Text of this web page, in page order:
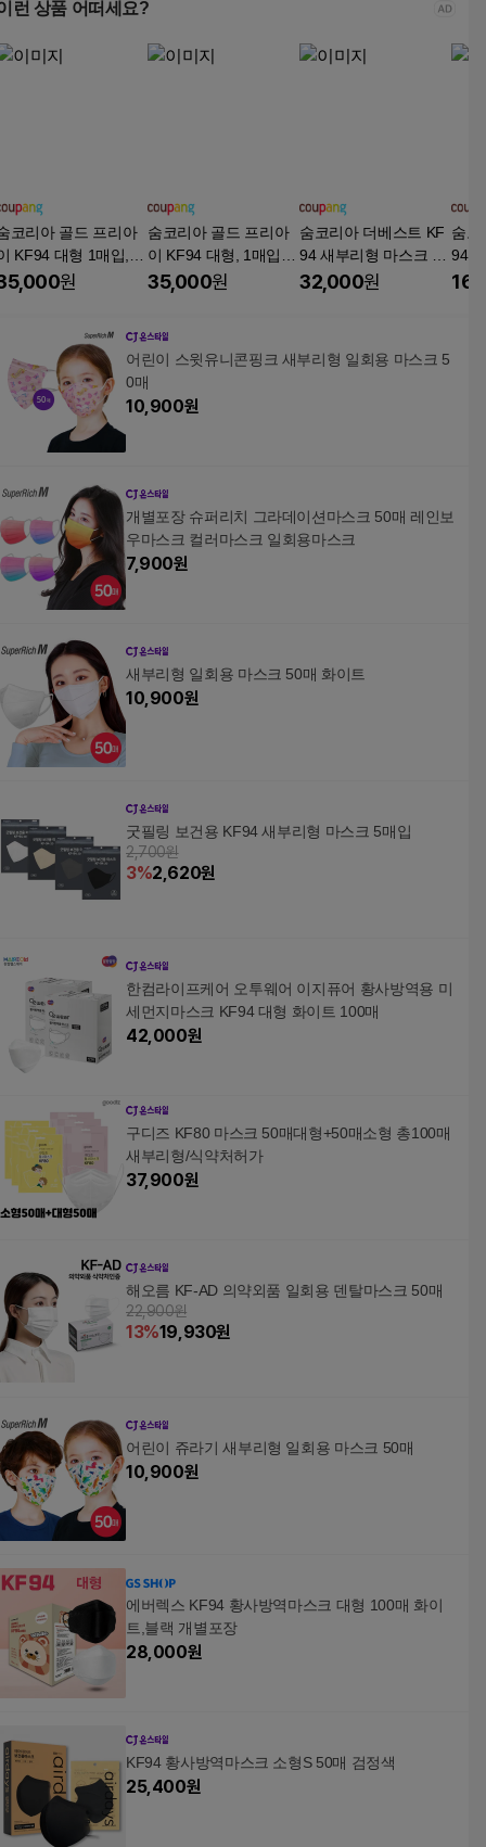
런 상품 어떠세요?
코리아 골드 프리아
KF94 대형 1매입, 1
입, 100개, 블랙
원
숨코리아 골드 프리아
이 KF94 대형, 1매입, 1
00개, 화이트
35,000원
숨코리아 더베스트 KF
94 새부리형 마스크 대
형, 개별포장 국내산, 1
32,000원
숨코
94
형,
어린이 스윗유니콘핑크 새부리형 일회용 마스크 5
0매
10,900원
개별포장 슈퍼리치 그라데이션마스크 50매 레인보
우마스크 컬러마스크 일회용마스크
7,900원
새부리형 일회용 마스크 50매 화이트
10,900원
굿필링 보건용 KF94 새부리형 마스크 5매입
2,700원
3%2,620원
한컴라이프케어 오투웨어 이지퓨어 황사방역용 미
세먼지마스크 KF94 대형 화이트 100매
42,000원
구디즈 KF80 마스크 50매대형+50매소형 총100매
새부리형/식약처허가
37,900원
해오름 KF-AD 의약외품 일회용 덴탈마스크 50매
22,900원
13%19,930원
어린이 쥬라기 새부리형 일회용 마스크 50매
10,900원
에버렉스 KF94 황사방역마스크 대형 100매 화이
트,블랙 개별포장
28,000원
KF94 황사방역마스크 소형S 50매 검정색
25,400원